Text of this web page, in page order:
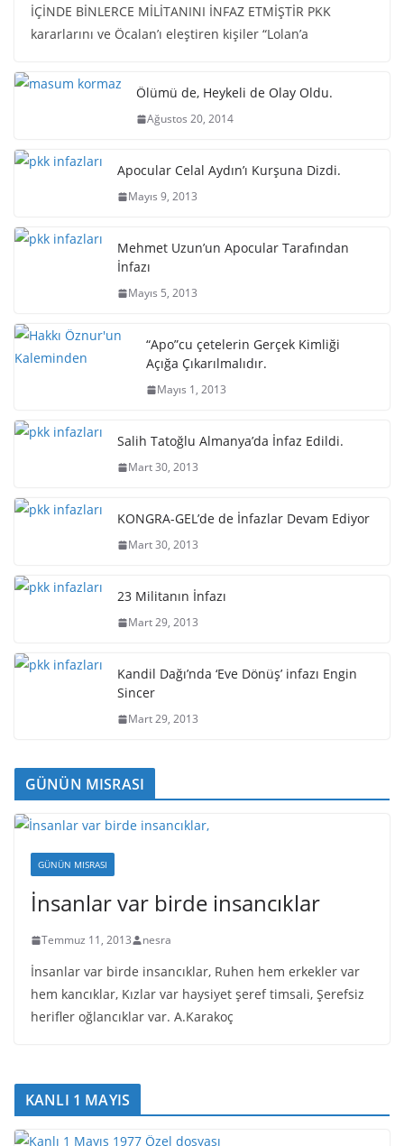
İÇİNDE BİNLERCE MİLİTANINI İNFAZ ETMİŞTİR PKK
kararlarını ve Öcalan’ı eleştiren kişiler “Lolan’a
Ölümü de, Heykeli de Olay Oldu.
Ağustos 20, 2014
Apocular Celal Aydın’ı Kurşuna Dizdi.
Mayıs 9, 2013
Mehmet Uzun’un Apocular Tarafından
İnfazı
Mayıs 5, 2013
“Apo”cu çetelerin Gerçek Kimliği
Açığa Çıkarılmalıdır.
Mayıs 1, 2013
Salih Tatoğlu Almanya’da İnfaz Edildi.
Mart 30, 2013
KONGRA-GEL’de de İnfazlar Devam Ediyor
Mart 30, 2013
23 Militanın İnfazı
Mart 29, 2013
Kandil Dağı’nda ‘Eve Dönüş’ infazı Engin
Sincer
Mart 29, 2013
GÜNÜN MISRASI
GÜNÜN MISRASI
İnsanlar var birde insancıklar
Temmuz 11, 2013 nesra
İnsanlar var birde insancıklar, Ruhen hem erkekler var
hem kancıklar, Kızlar var haysiyet şeref timsali, Şerefsiz
herifler oğlancıklar var. A.Karakoç
KANLI 1 MAYIS